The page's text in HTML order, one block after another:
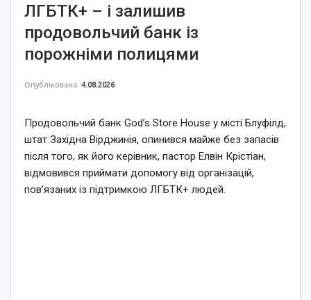
ЛГБТК+ – і залишив
продовольчий банк із
порожніми полицями
Опубліковано 4.08.2026
Продовольчий банк God’s Store House у місті Блуфілд,
штат Західна Вірджинія, опинився майже без запасів
після того, як його керівник, пастор Елвін Крістіан,
відмовився приймати допомогу від організацій,
пов’язаних із підтримкою ЛГБТК+ людей.